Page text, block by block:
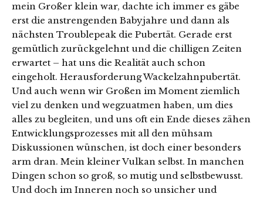
mein Großer klein war, dachte ich immer es gäbe
erst die anstrengenden Babyjahre und dann als
nächsten Troublepeak die Pubertät. Gerade erst
gemütlich zurückgelehnt und die chilligen Zeiten
erwartet – hat uns die Realität auch schon
eingeholt. Herausforderung Wackelzahnpubertät.
Und auch wenn wir Großen im Moment ziemlich
viel zu denken und wegzuatmen haben, um dies
alles zu begleiten, und uns oft ein Ende dieses zähen
Entwicklungsprozesses mit all den mühsam
Diskussionen wünschen, ist doch einer besonders
arm dran. Mein kleiner Vulkan selbst. In manchen
Dingen schon so groß, so mutig und selbstbewusst.
Und doch im Inneren noch so unsicher und